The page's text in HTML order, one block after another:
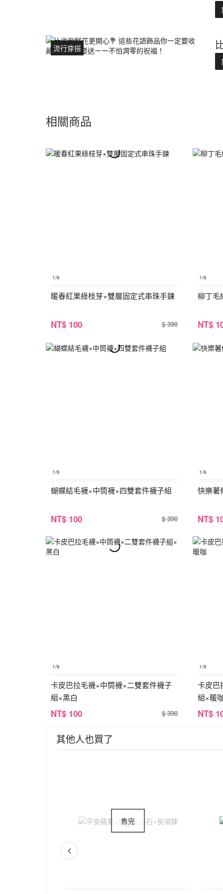
流行穿搭
相關商品
1/6
暖春紅果綠枝芽×雙層固定式串珠手鍊
NT$ 100 $ 390
1/6
柳丁毛
NT$
1/6
蝴蝶結毛襪×中筒襪×四雙套件襪子組
NT$ 100 $ 390
1/6
快樂薯
NT$
1/6
卡皮巴拉毛襪×中筒襪×二雙套件襪子
組×黑白
NT$ 100 $ 390
1/6
卡皮巴
組×暖
NT$
其他人也買了